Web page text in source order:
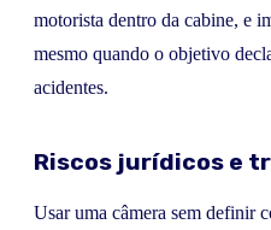
motorista dentro da cabine, e
mesmo quando o objetivo
acidentes.
Riscos jurídicos e
Usar uma câmera sem definir